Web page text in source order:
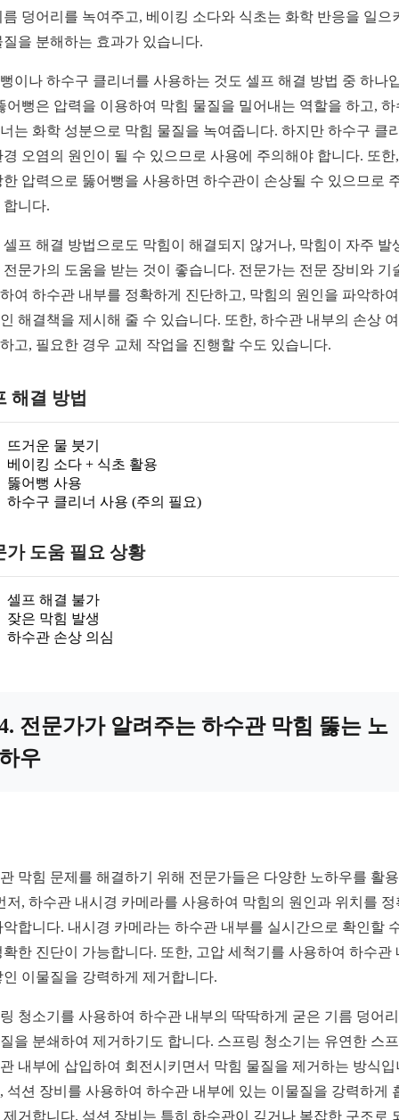
름 덩어리를 녹여주고, 베이킹 소다와 식초는 화학 반응을 일으
질을 분해하는 효과가 있습니다.
이나 하수구 클리너를 사용하는 것도 셀프 해결 방법 중 하나
어뻥은 압력을 이용하여 막힘 물질을 밀어내는 역할을 하고, 하
는 화학 성분으로 막힘 물질을 녹여줍니다. 하지만 하수구 클
경 오염의 원인이 될 수 있으므로 사용에 주의해야 합니다. 또한
한 압력으로 뚫어뻥을 사용하면 하수관이 손상될 수 있으므로
합니다.
셀프 해결 방법으로도 막힘이 해결되지 않거나, 막힘이 자주 발
전문가의 도움을 받는 것이 좋습니다. 전문가는 전문 장비와 기
여 하수관 내부를 정확하게 진단하고, 막힘의 원인을 파악하
해결책을 제시해 줄 수 있습니다. 또한, 하수관 내부의 손상
고, 필요한 경우 교체 작업을 진행할 수도 있습니다.
해결 방법
뜨거운 물 붓기
베이킹 소다 + 식초 활용
뚫어뻥 사용
하수구 클리너 사용 (주의 필요)
가 도움 필요 상황
셀프 해결 불가
잦은 막힘 발생
하수관 손상 의심
전문가가 알려주는 하수관 막힘 뚫는 노
우
막힘 문제를 해결하기 위해 전문가들은 다양한 노하우를 활
저, 하수관 내시경 카메라를 사용하여 막힘의 원인과 위치를 정
악합니다. 내시경 카메라는 하수관 내부를 실시간으로 확인할
확한 진단이 가능합니다. 또한, 고압 세척기를 사용하여 하수관
인 이물질을 강력하게 제거합니다.
청소기를 사용하여 하수관 내부의 딱딱하게 굳은 기름 덩어
을 분쇄하여 제거하기도 합니다. 스프링 청소기는 유연한 스
내부에 삽입하여 회전시키면서 막힘 물질을 제거하는 방식입
석션 장비를 사용하여 하수관 내부에 있는 이물질을 강력하게
제거합니다. 석션 장비는 특히 하수관이 깊거나 복잡한 구조로